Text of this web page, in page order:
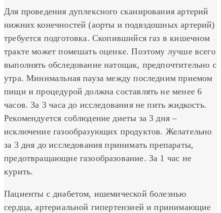
Для проведения дуплексного сканирования артерий
нижних конечностей (аорты и подвздошных артерий)
требуется подготовка. Скопившийся газ в кишечном
тракте может помешать оценке. Поэтому лучше всего
выполнять обследование натощак, предпочтительно с
утра. Минимальная пауза между последним приемом
пищи и процедурой должна составлять не менее 6
часов. За 3 часа до исследования не пить жидкость.
Рекомендуется соблюдение диеты за 3 дня –
исключение газообразующих продуктов. Желательно
за 3 дня до исследования принимать препараты,
предотвращающие газообразование. За 1 час не
курить.
Пациенты с диабетом, ишемической болезнью
сердца, артериальной гипертензией и принимающие